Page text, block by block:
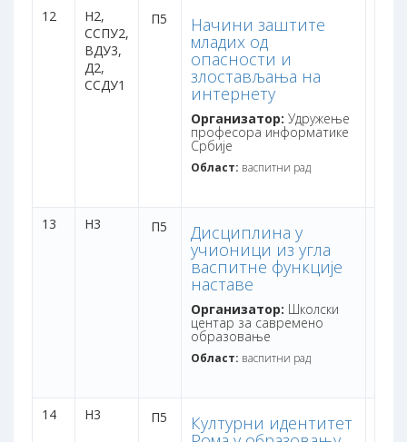
12
Н2,
ССПУ2,
ВДУ3,
Д2,
ССДУ1
П5 Начини заштите
младих од
опасности и
злостављања на
интернету
Организатор: Удружење
професора информатике
Србије
Област: васпитни рад
13 Н3 П5 Дисциплина у
учионици из угла
васпитне функције
наставе
Организатор: Школски
центар за савремено
образовање
Област: васпитни рад
14 Н3 П5 Културни идентитет